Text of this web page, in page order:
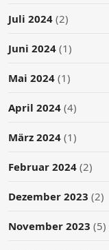
Juli 2024 (2)
Juni 2024 (1)
Mai 2024 (1)
April 2024 (4)
März 2024 (1)
Februar 2024 (2)
Dezember 2023 (2)
November 2023 (5)